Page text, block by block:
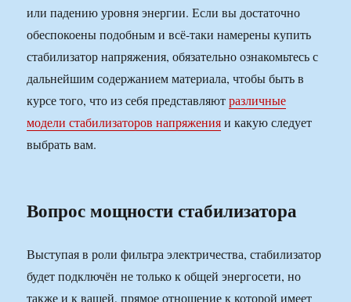
или падению уровня энергии. Если вы достаточно
обеспокоены подобным и всё-таки намерены купить
стабилизатор напряжения, обязательно ознакомьтесь с
дальнейшим содержанием материала, чтобы быть в
курсе того, что из себя представляютразличные
модели стабилизаторов напряженияи какую следует
выбрать вам.
Вопрос мощности стабилизатора
Выступая в роли фильтра электричества, стабилизатор
будет подключён не только к общей энергосети, но
также и к вашей, прямое отношение к которой имеет